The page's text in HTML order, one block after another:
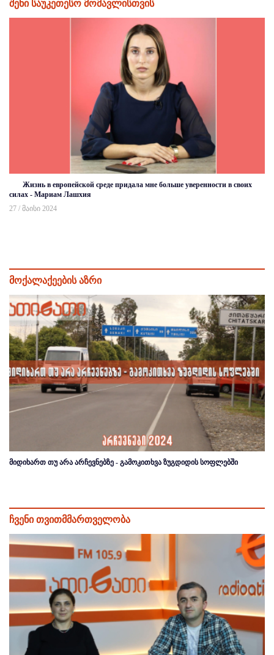
შენი საუკეთესო მომავლისთვის
Жизнь в европейской среде придала мне больше уверенности в своих
силах - Мариам Лашхия
27 / მაისი 2024
მოქალაქეების აზრი
მიდიხართ თუ არა არჩევნებზე - გამოკითხვა ზუგდიდის სოფლებში
ჩვენი თვითმმართველობა